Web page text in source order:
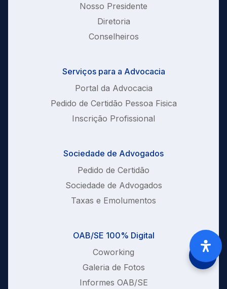
Nosso Presidente
Diretoria
Conselheiros
Serviços para a Advocacia
Portal da Advocacia
Pedido de Certidão Pessoa Fisica
Inscrição Profissional
Sociedade de Advogados
Pedido de Certidão
Sociedade de Advogados
Taxas e Emolumentos
OAB/SE 100% Digital
Coworking
Galeria de Fotos
Informes OAB/SE